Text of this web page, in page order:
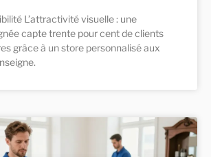
L’attractivité visuelle : une
capte trente pour cent de clients
grâce à un store personnalisé aux